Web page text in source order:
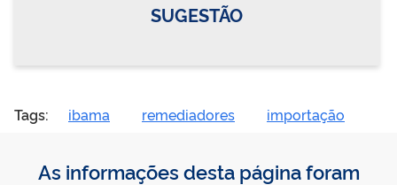
SUGESTÃO
Tags: ibama remediadores importação
As informações desta página foram